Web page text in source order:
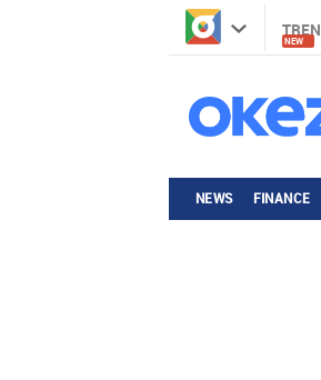
TREN
NEW
NEWS FINANCE